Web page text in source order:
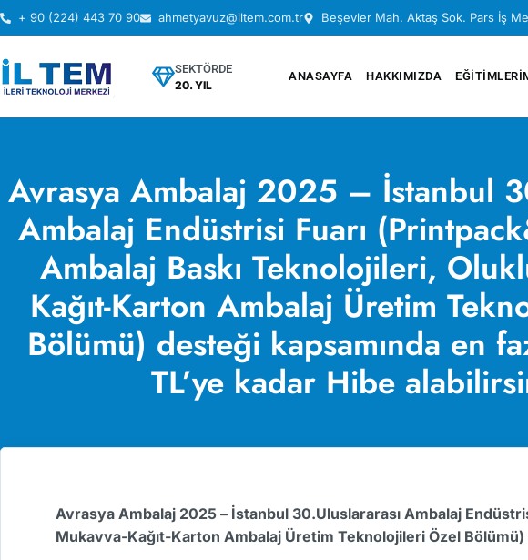
+ 90 (224) 443 70 90 ahmetyavuz@iltem.com.tr Beşevler Mah. Aktaş Sok. Pars İş
SEKTÖRDE
20. YIL
ANASAYFA HAKKIMIZDA
Avrasya Ambalaj 2025 – İstanbul
Ambalaj Endüstrisi Fuarı
Ambalaj Baskı Teknolojileri,
Kağıt-Karton Ambalaj Üretim
Bölümü) desteği kapsamında en
TL’ye kadar Hibe
Avrasya Ambalaj 2025 – İstanbul 30.Uluslararası Ambalaj
Mukavva-Kağıt-Karton Ambalaj Üretim Teknolojileri Özel